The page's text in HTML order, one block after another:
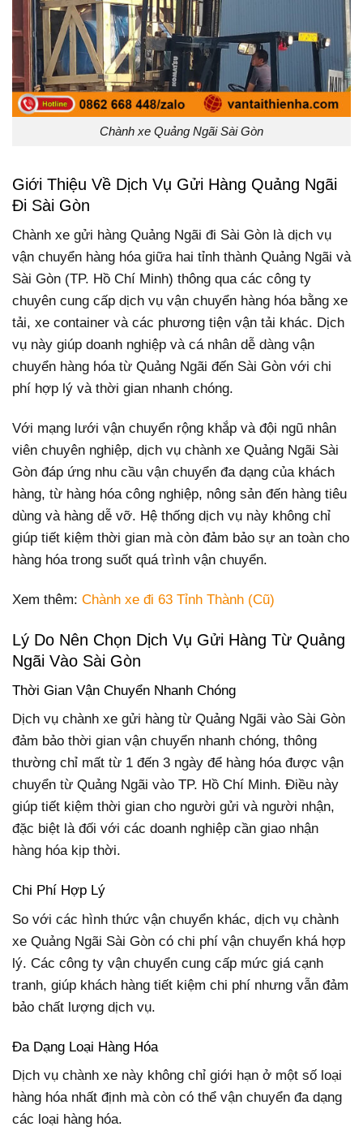
Chành xe Quảng Ngãi Sài Gòn
Giới Thiệu Về Dịch Vụ Gửi Hàng Quảng Ngãi
Đi Sài Gòn
Chành xe gửi hàng Quảng Ngãi đi Sài Gòn là dịch vụ
vận chuyển hàng hóa giữa hai tỉnh thành Quảng Ngãi và
Sài Gòn (TP. Hồ Chí Minh) thông qua các công ty
chuyên cung cấp dịch vụ vận chuyển hàng hóa bằng xe
tải, xe container và các phương tiện vận tải khác. Dịch
vụ này giúp doanh nghiệp và cá nhân dễ dàng vận
chuyển hàng hóa từ Quảng Ngãi đến Sài Gòn với chi
phí hợp lý và thời gian nhanh chóng.
Với mạng lưới vận chuyển rộng khắp và đội ngũ nhân
viên chuyên nghiệp, dịch vụ chành xe Quảng Ngãi Sài
Gòn đáp ứng nhu cầu vận chuyển đa dạng của khách
hàng, từ hàng hóa công nghiệp, nông sản đến hàng tiêu
dùng và hàng dễ vỡ. Hệ thống dịch vụ này không chỉ
giúp tiết kiệm thời gian mà còn đảm bảo sự an toàn cho
hàng hóa trong suốt quá trình vận chuyển.
Xem thêm: Chành xe đi 63 Tỉnh Thành (Cũ)
Lý Do Nên Chọn Dịch Vụ Gửi Hàng Từ Quảng
Ngãi Vào Sài Gòn
Thời Gian Vận Chuyển Nhanh Chóng
Dịch vụ chành xe gửi hàng từ Quảng Ngãi vào Sài Gòn
đảm bảo thời gian vận chuyển nhanh chóng, thông
thường chỉ mất từ 1 đến 3 ngày để hàng hóa được vận
chuyển từ Quảng Ngãi vào TP. Hồ Chí Minh. Điều này
giúp tiết kiệm thời gian cho người gửi và người nhận,
đặc biệt là đối với các doanh nghiệp cần giao nhận
hàng hóa kịp thời.
Chi Phí Hợp Lý
So với các hình thức vận chuyển khác, dịch vụ chành
xe Quảng Ngãi Sài Gòn có chi phí vận chuyển khá hợp
lý. Các công ty vận chuyển cung cấp mức giá cạnh
tranh, giúp khách hàng tiết kiệm chi phí nhưng vẫn đảm
bảo chất lượng dịch vụ.
Đa Dạng Loại Hàng Hóa
Dịch vụ chành xe này không chỉ giới hạn ở một số loại
hàng hóa nhất định mà còn có thể vận chuyển đa dạng
các loại hàng hóa.